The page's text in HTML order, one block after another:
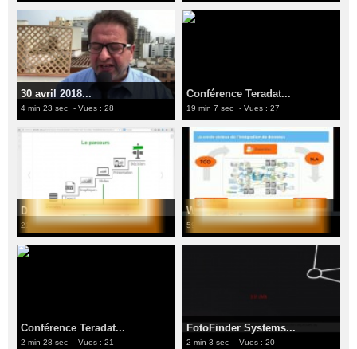
30 avril 2018...
4 min 23 sec - Vues : 28
Conférence Teradat...
19 min 7 sec - Vues : 27
Data Storytelling Da...
21 min 11 sec - Vues : 26
Webinaire Decideo d...
59 min 32 sec - Vues : 21
Conférence Teradat...
2 min 28 sec - Vues : 21
FotoFinder Systems...
2 min 3 sec - Vues : 20